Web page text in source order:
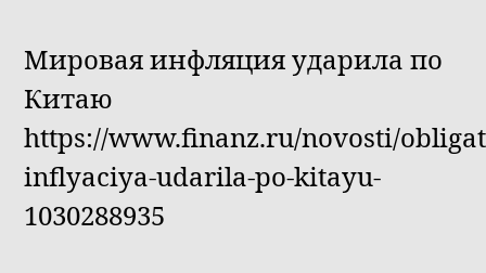
Мировая инфляция ударила по
Китаю
https://www.finanz.ru/novosti/
inflyaciya-udarila-po-kitayu-
1030288935